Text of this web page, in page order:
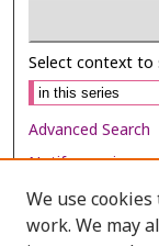
Select context to
Advanced Search
Notify me via
Browse
We use
work. We may